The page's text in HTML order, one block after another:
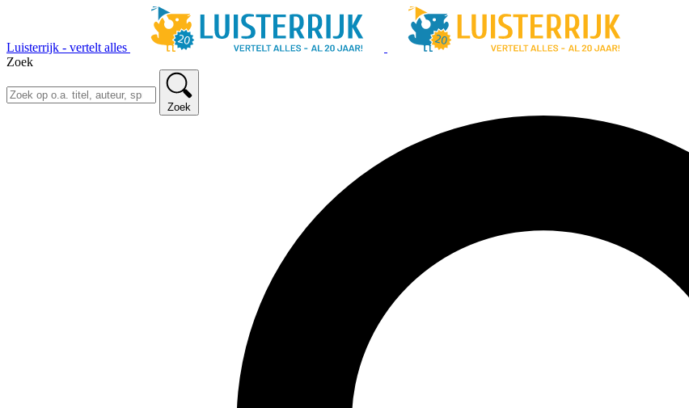
Luisterrijk - vertelt alles
Zoek
Zoek